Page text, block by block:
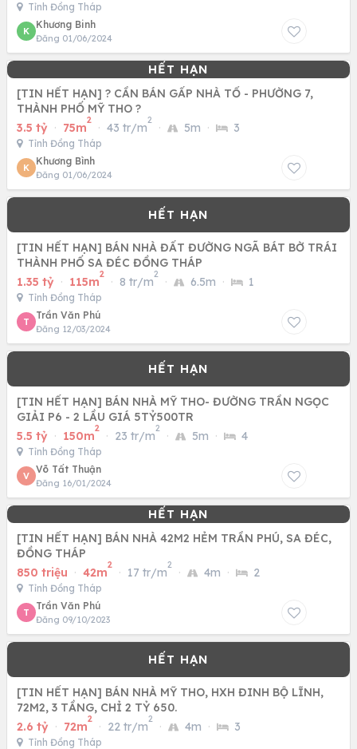
Tỉnh Đồng Tháp
K
Khương Binh
Đăng 01/06/2024
[TIN HẾT HẠN] ? CẦN BÁN GẤP NHÀ TỔ - PHƯỜNG 7,
THÀNH PHỐ MỸ THO ?
3.5 tỷ · 75m
2
· 43 tr/m
2
· 5m · 3
Tỉnh Đồng Tháp
K
Khương Bình
Đăng 01/06/2024
[TIN HẾT HẠN] BÁN NHÀ ĐẤT ĐƯỜNG NGÃ BÁT BỜ TRÁI
THÀNH PHỐ SA ĐÉC ĐỒNG THÁP
1.35 tỷ · 115m
2
· 8 tr/m
2
· 6.5m · 1
Tỉnh Đồng Tháp
T
Trần Văn Phú
Đăng 12/03/2024
[TIN HẾT HẠN] BÁN NHÀ MỸ THO- ĐƯỜNG TRẦN NGỌC
GIẢI P6 - 2 LẦU GIÁ 5TỶ500TR
5.5 tỷ · 150m
2
· 23 tr/m
2
· 5m · 4
Tỉnh Đồng Tháp
V
Võ Tất Thuận
Đăng 16/01/2024
[TIN HẾT HẠN] BÁN NHÀ 42M2 HẺM TRẦN PHÚ, SA ĐÉC,
ĐỒNG THÁP
850 triệu · 42m
2
· 17 tr/m
2
· 4m · 2
Tỉnh Đồng Tháp
T
Trần Văn Phú
Đăng 09/10/2023
[TIN HẾT HẠN] BÁN NHÀ MỸ THO, HXH ĐINH BỘ LĨNH,
72M2, 3 TẦNG, CHỈ 2 TỶ 650.
2.6 tỷ · 72m
2
· 22 tr/m
2
· 4m · 3
Tỉnh Đồng Tháp